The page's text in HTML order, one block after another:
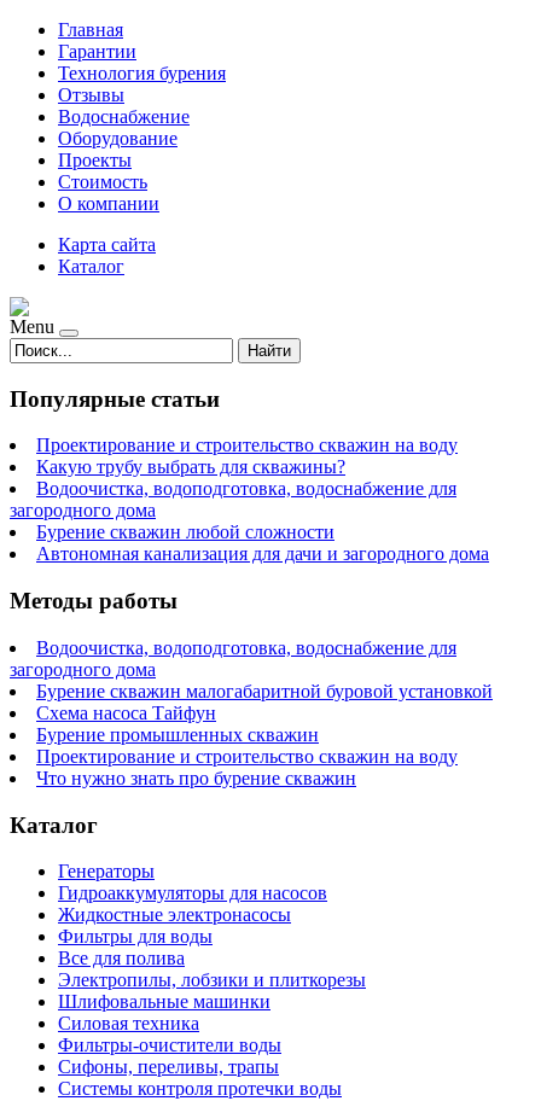
Главная
Гарантии
Технология бурения
Отзывы
Водоснабжение
Оборудование
Проекты
Стоимость
О компании
Карта сайта
Каталог
Menu
Найти
Популярные статьи
Проектирование и строительство скважин на воду
Какую трубу выбрать для скважины?
Водоочистка, водоподготовка, водоснабжение для
загородного дома
Бурение скважин любой сложности
Автономная канализация для дачи и загородного дома
Методы работы
Водоочистка, водоподготовка, водоснабжение для
загородного дома
Бурение скважин малогабаритной буровой установкой
Схема насоса Тайфун
Бурение промышленных скважин
Проектирование и строительство скважин на воду
Что нужно знать про бурение скважин
Каталог
Генераторы
Гидроаккумуляторы для насосов
Жидкостные электронасосы
Фильтры для воды
Все для полива
Электропилы, лобзики и плиткорезы
Шлифовальные машинки
Силовая техника
Фильтры-очистители воды
Сифоны, переливы, трапы
Системы контроля протечки воды